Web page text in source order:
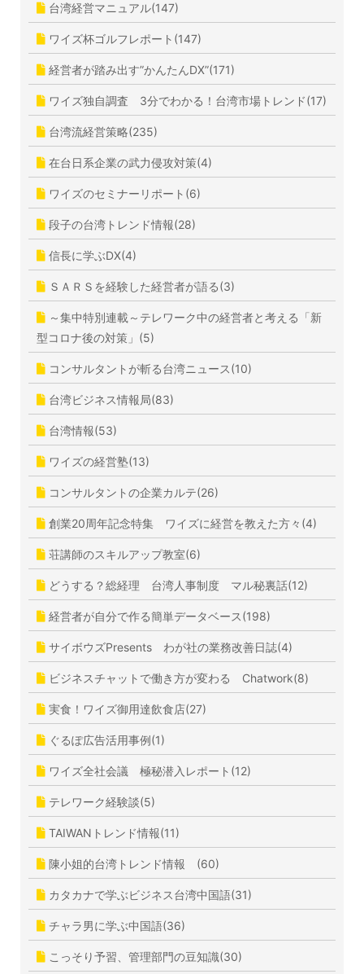
台湾経営マニュアル(147)
ワイズ杯ゴルフレポート(147)
経営者が踏み出す”かんたんDX”(171)
ワイズ独自調査 3分でわかる！台湾市場トレンド(17)
台湾流経営策略(235)
在台日系企業の武力侵攻対策(4)
ワイズのセミナーリポート(6)
段子の台湾トレンド情報(28)
信長に学ぶDX(4)
ＳＡＲＳを経験した経営者が語る(3)
～集中特別連載～テレワーク中の経営者と考える「新
型コロナ後の対策」(5)
コンサルタントが斬る台湾ニュース(10)
台湾ビジネス情報局(83)
台湾情報(53)
ワイズの経営塾(13)
コンサルタントの企業カルテ(26)
創業20周年記念特集 ワイズに経営を教えた方々(4)
荘講師のスキルアップ教室(6)
どうする？総経理 台湾人事制度 マル秘裏話(12)
経営者が自分で作る簡単データベース(198)
サイボウズPresents わが社の業務改善日誌(4)
ビジネスチャットで働き方が変わる Chatwork(8)
実食！ワイズ御用達飲食店(27)
ぐるぽ広告活用事例(1)
ワイズ全社会議 極秘潜入レポート(12)
テレワーク経験談(5)
TAIWANトレンド情報(11)
陳小姐的台湾トレンド情報 (60)
カタカナで学ぶビジネス台湾中国語(31)
チャラ男に学ぶ中国語(36)
こっそり予習、管理部門の豆知識(30)